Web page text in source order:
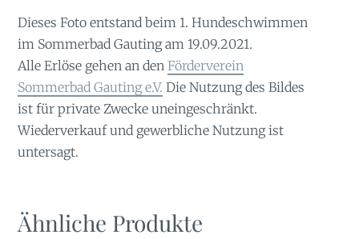
Dieses Foto entstand beim 1. Hundeschwimmen
im Sommerbad Gauting am 19.09.2021.
Alle Erlöse gehen an denFörderverein
Sommerbad Gauting e.V. Die Nutzung des Bildes
ist für private Zwecke uneingeschränkt.
Wiederverkauf und gewerbliche Nutzung ist
untersagt.
Ähnliche Produkte